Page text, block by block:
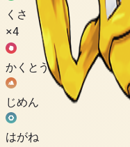
くさ
×4
かくとう
じめん
はがね